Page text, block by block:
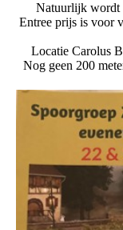
Natuurlijk wordt
Entree prijs is voor
Locatie Carolus
Nog geen 200